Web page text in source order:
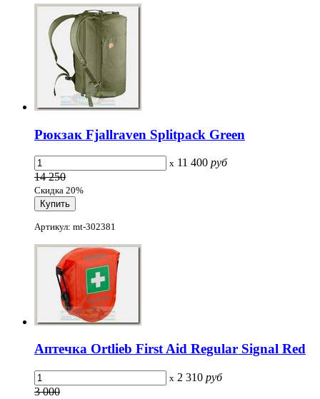
Рюкзак Fjallraven Splitpack Green
x 11 400 руб
14 250
Скидка 20%
Артикул: mt-302381
Аптечка Ortlieb First Aid Regular Signal Red
x 2 310 руб
3 000